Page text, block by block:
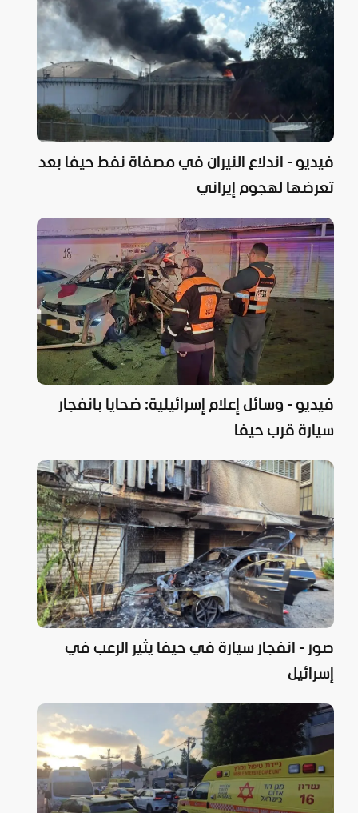
فيديو - اندلاع النيران في مصفاة نفط حيفا بعد
تعرضها لهجوم إيراني
فيديو - وسائل إعلام إسرائيلية: ضحايا بانفجار
سيارة قرب حيفا
صور - انفجار سيارة في حيفا يثير الرعب في
إسرائيل